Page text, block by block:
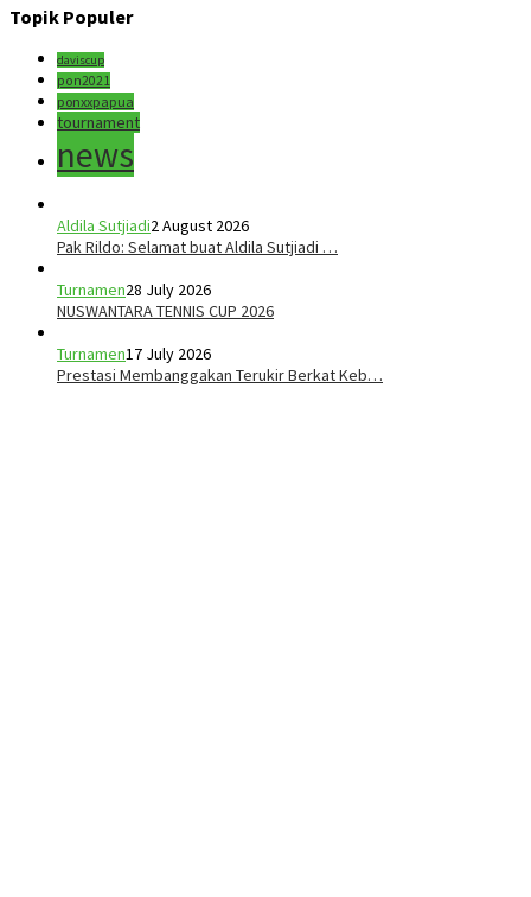
Topik Populer
daviscup
pon2021
ponxxpapua
tournament
news
Aldila Sutjiadi2 August 2026
Pak Rildo: Selamat buat Aldila Sutjiadi …
Turnamen28 July 2026
NUSWANTARA TENNIS CUP 2026
Turnamen17 July 2026
Prestasi Membanggakan Terukir Berkat Keb…